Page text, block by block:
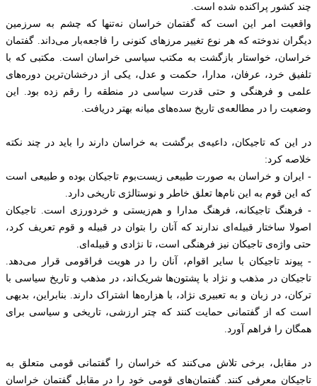
چند کشور پراکنده شده است.
واقعیت امر این است که گفتمان خراسان نه‌تنها که چشم به سرزمین
دیگران ندوخته که هر نوع تغییر مرزهای کنونی را فاجعه‌بار می‌داند. گفتمان
خراسان، خواستار بازگشت به مکتب سیاسی خراسان است. مکتبی که با
تلفیق خرد، عرفان، مدارا، حکمت و عدل، یکی از درخشان‌ترین دوره‌های
علمی و فرهنگی و حتی قدرت سیاسی در منطقه را رقم زده بود. این
وضعیت را در مطالعه‌ی تاریخ سده‌های میانه بهتر دریافت.
در این که تاجیکان، داعیه‌ی برگشت به خراسان دارند را باید در چند نکته
خلاصه کرد:
- ایران و خراسان به صورت طبیعی زیست‌بوم تاجیکان بوده و طبیعی است
که این قوم به این نام‌ها تعلق خاطر و نوستالژی تاریخی دارد.
- فرهنگ تاجیکانه، فرهنگ مدارا و هم‌زیستی و خردورزی است. تاجیکان
اصولا ساختار قبیله‌ای ندارند که آنان را بتوان در قبیله و قوم تعریف کرد،
حتی واژه‌ی تاجیکان نیز فرهنگی است، تا نژادی و قبیله‌ای.
- پیوند تاجیکان با سایر اقوام، آنان را در هویت فراقومی قرار می‌دهد.
تاجیکان در مذهب و نژاد با پشتون‌ها شریک‌اند، در مذهب و تاریخ سیاسی با
ترکان، در زبان و به تعبیری نژاد، با هزاره‌ها اشتراک دارند. بنابراین، بدیهی
است که از گفتمانی حمایت کنند که چتر ارزشی، تاریخی و سیاسی برای
همگان را فراهم آورد.
در مقابل، برخی تلاش می‌کنند که خراسان را گفتمانی قومی متعلق به
تاجیکان معرفی کنند. گفتمان‌های قومی خود را در مقابل گفتمان خراسان